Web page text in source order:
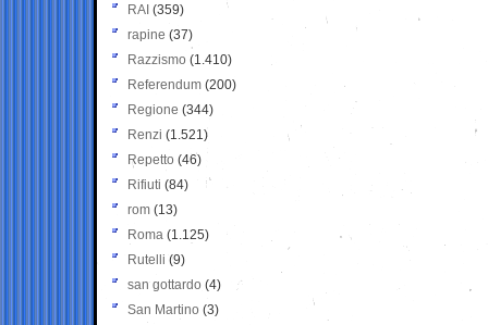
RAI (359)
rapine (37)
Razzismo (1.410)
Referendum (200)
Regione (344)
Renzi (1.521)
Repetto (46)
Rifiuti (84)
rom (13)
Roma (1.125)
Rutelli (9)
san gottardo (4)
San Martino (3)